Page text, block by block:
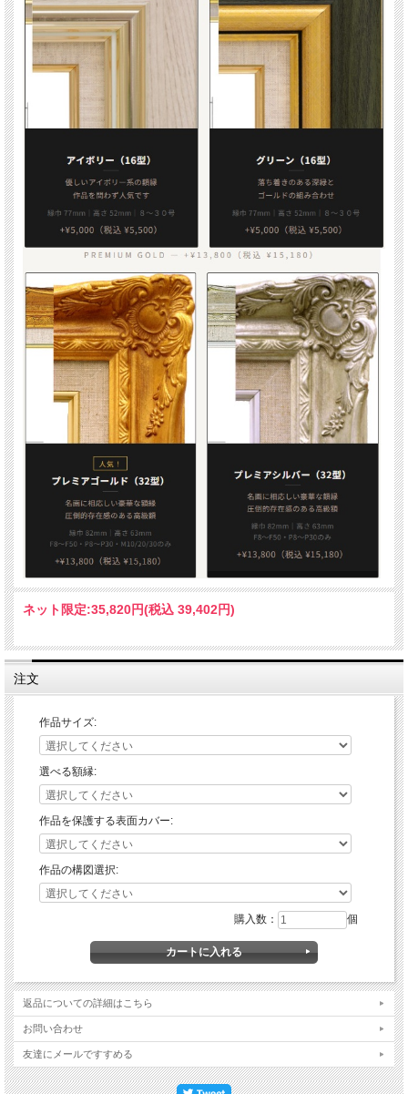
ネット限定:35,820円(税込 39,402円)
注文
作品サイズ:
選べる額縁:
作品を保護する表面カバー:
作品の構図選択:
購入数： 個
返品についての詳細はこちら
お問い合わせ
友達にメールですすめる